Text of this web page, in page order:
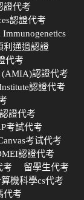
證代考
認證代考
利通過認證
代考
(AMIA)認證代考
認證代考
證代考
考試代考
考试代考
認證代考
考
留學生代考
機科學cs代考
代考